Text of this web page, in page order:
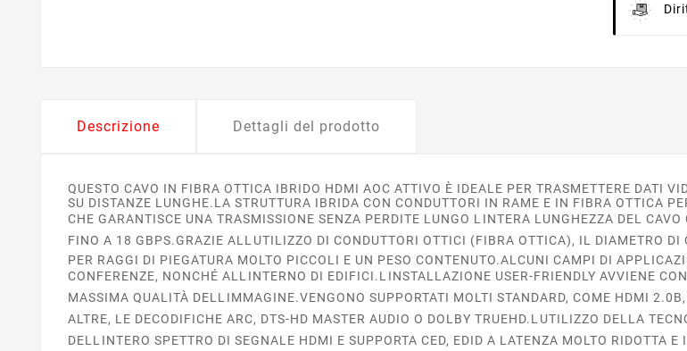
Descrizione Dettagli del prodotto
QUESTO CAVO IN FIBRA OTTICA IBRIDO HDMI AOC ATTIVO È IDEALE PER TRASMETTERE DATI
SU DISTANZE LUNGHE.LA STRUTTURA IBRIDA CON CONDUTTORI IN RAME E IN FIBRA OTTICA
CHE GARANTISCE UNA TRASMISSIONE SENZA PERDITE LUNGO LINTERA LUNGHEZZA DEL
FINO A 18 GBPS.GRAZIE ALLUTILIZZO DI CONDUTTORI OTTICI (FIBRA OTTICA), IL DIAMETRO DI
PER RAGGI DI PIEGATURA MOLTO PICCOLI E UN PESO CONTENUTO.ALCUNI CAMPI DI
CONFERENZE, NONCHÉ ALLINTERNO DI EDIFICI.LINSTALLAZIONE USER-FRIENDLY AVVIENE
MASSIMA QUALITÀ DELLIMMAGINE.VENGONO SUPPORTATI MOLTI STANDARD, COME HDMI
ALTRE, LE DECODIFICHE ARC, DTS-HD MASTER AUDIO O DOLBY TRUEHD.LUTILIZZO DELLA
DELLINTERO SPETTRO DI SEGNALE HDMI E SUPPORTA CED, EDID A LATENZA MOLTO RIDOTTA